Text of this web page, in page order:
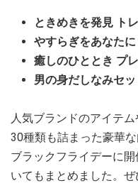
ときめきを発見 ト
やすらぎをあなた
癒しのひととき プ
男の身だしなみセッ
人気ブランドのアイテ
30種類も詰まった豪華
ブラックフライデーに
いてもまとめました。ぜ